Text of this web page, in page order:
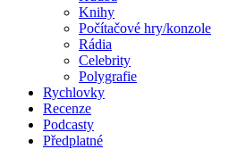
Knihy
Počítačové hry/konzole
Rádia
Celebrity
Polygrafie
Rychlovky
Recenze
Podcasty
Předplatné